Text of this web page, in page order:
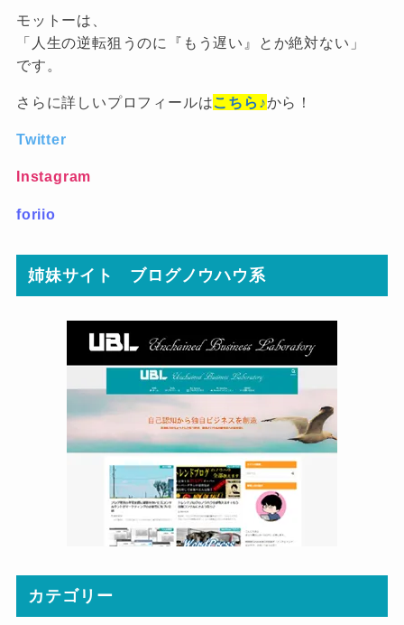
モットーは、
「人生の逆転狙うのに『もう遅い』とか絶対ない」
です。
さらに詳しいプロフィールはこちら♪から！
Twitter
Instagram
foriio
姉妹サイト ブログノウハウ系
カテゴリー